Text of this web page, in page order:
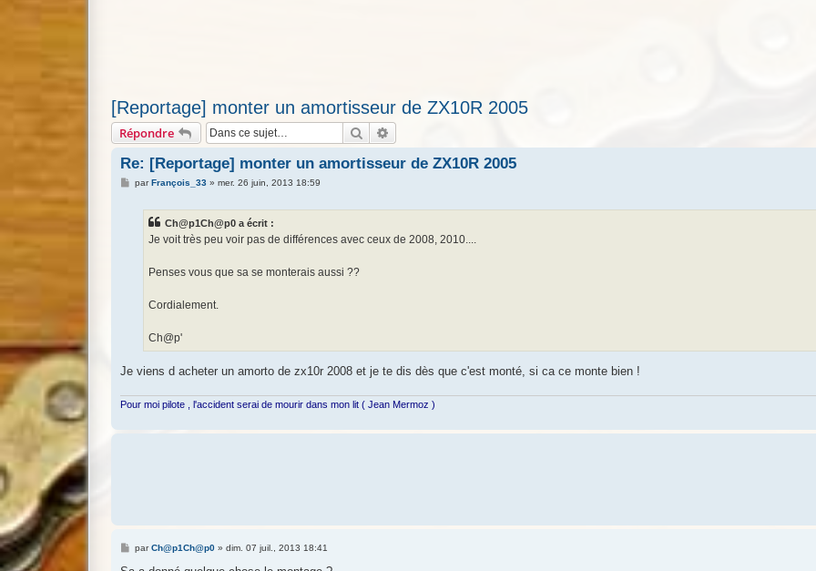
[Reportage] monter un amortisseur de ZX10R 2005
Répondre Rechercher
Re: [Reportage] monter un amortisseur de ZX10R 2005
MparFrançois_33» mer. 26 juin, 2013 18:59
Ch@p1Ch@p0 a écrit :
Je voit très peu voir pas de différences avec ceux de 2008, 2010....
Penses vous que sa se monterais aussi ??
Cordialement.
Ch@p'
Je viens d acheter un amorto de zx10r 2008 et je te dis dès que c'est monté, si ca ce monte bien !
Pour moi pilote , l'accident serai de mourir dans mon lit ( Jean Mermoz )
MparCh@p1Ch@p0» dim. 07 juil., 2013 18:41